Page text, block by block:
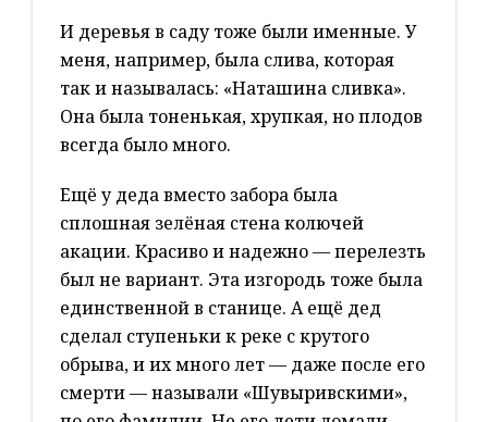
И деревья в саду тоже были именные. У
меня, например, была слива, которая
так и называлась: «Наташина сливка».
Она была тоненькая, хрупкая, но плодов
всегда было много.
Ещё у деда вместо забора была
сплошная зелёная стена колючей
акации. Красиво и надежно — перелезть
был не вариант. Эта изгородь тоже была
единственной в станице. А ещё дед
сделал ступеньки к реке с крутого
обрыва, и их много лет — даже после его
смерти — называли «Шувыривскими»,